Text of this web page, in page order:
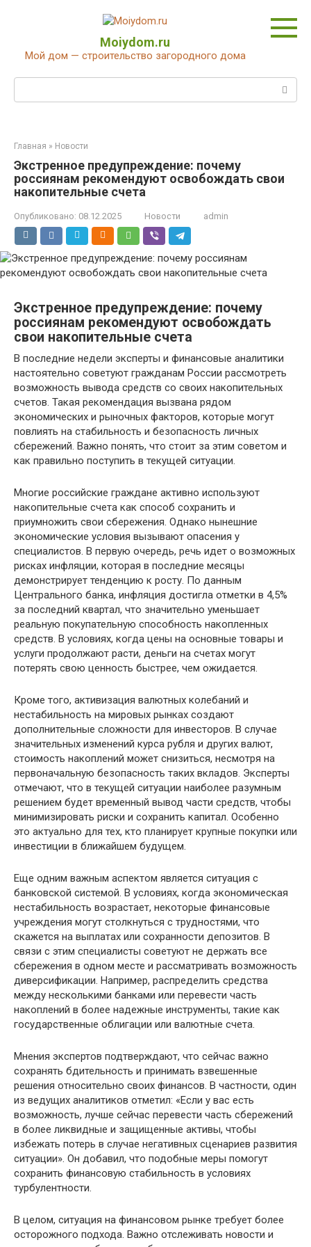
Moiydom.ru
Мой дом — строительство загородного дома
Главная » Новости
Экстренное предупреждение: почему
россиянам рекомендуют освобождать свои
накопительные счета
Опубликовано: 08.12.2025 Новости admin
Экстренное предупреждение: почему
россиянам рекомендуют освобождать
свои накопительные счета
В последние недели эксперты и финансовые аналитики
настоятельно советуют гражданам России рассмотреть
возможность вывода средств со своих накопительных
счетов. Такая рекомендация вызвана рядом
экономических и рыночных факторов, которые могут
повлиять на стабильность и безопасность личных
сбережений. Важно понять, что стоит за этим советом и
как правильно поступить в текущей ситуации.
Многие российские граждане активно используют
накопительные счета как способ сохранить и
приумножить свои сбережения. Однако нынешние
экономические условия вызывают опасения у
специалистов. В первую очередь, речь идет о возможных
рисках инфляции, которая в последние месяцы
демонстрирует тенденцию к росту. По данным
Центрального банка, инфляция достигла отметки в 4,5%
за последний квартал, что значительно уменьшает
реальную покупательную способность накопленных
средств. В условиях, когда цены на основные товары и
услуги продолжают расти, деньги на счетах могут
потерять свою ценность быстрее, чем ожидается.
Кроме того, активизация валютных колебаний и
нестабильность на мировых рынках создают
дополнительные сложности для инвесторов. В случае
значительных изменений курса рубля и других валют,
стоимость накоплений может снизиться, несмотря на
первоначальную безопасность таких вкладов. Эксперты
отмечают, что в текущей ситуации наиболее разумным
решением будет временный вывод части средств, чтобы
минимизировать риски и сохранить капитал. Особенно
это актуально для тех, кто планирует крупные покупки или
инвестиции в ближайшем будущем.
Еще одним важным аспектом является ситуация с
банковской системой. В условиях, когда экономическая
нестабильность возрастает, некоторые финансовые
учреждения могут столкнуться с трудностями, что
скажется на выплатах или сохранности депозитов. В
связи с этим специалисты советуют не держать все
сбережения в одном месте и рассматривать возможность
диверсификации. Например, распределить средства
между несколькими банками или перевести часть
накоплений в более надежные инструменты, такие как
государственные облигации или валютные счета.
Мнения экспертов подтверждают, что сейчас важно
сохранять бдительность и принимать взвешенные
решения относительно своих финансов. В частности, один
из ведущих аналитиков отметил: «Если у вас есть
возможность, лучше сейчас перевести часть сбережений
в более ликвидные и защищенные активы, чтобы
избежать потерь в случае негативных сценариев развития
ситуации». Он добавил, что подобные меры помогут
сохранить финансовую стабильность в условиях
турбулентности.
В целом, ситуация на финансовом рынке требует более
осторожного подхода. Важно отслеживать новости и